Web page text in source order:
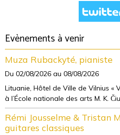
Evènements à venir
Muza Rubackyté, pianiste
Du 02/08/2026 au 08/08/2026
Lituanie, Hôtel de Ville de Vilnius «
à l’École nationale des arts M. K.
Rémi Jousselme & Tristan
guitares classiques